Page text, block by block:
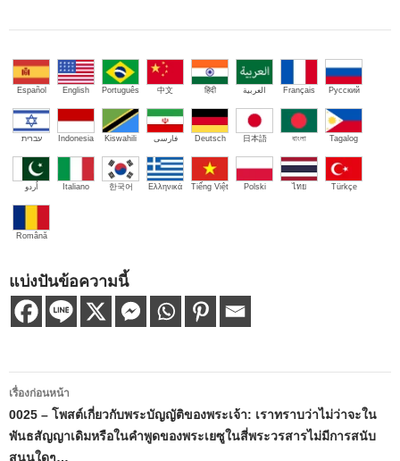
Español English Português 中文 हिंदी العربية Français Русский
עברית Indonesia Kiswahili فارسی Deutsch 日本語 বাংলা Tagalog
اُردو Italiano 한국어 Ελληνικά Tiếng Việt Polski ไทย Türkçe
Română
แบ่งปันข้อความนี้
เมนู
นำทาง
เรื่อง
เรื่องก่อนหน้า
0025 – โพสต์เกี่ยวกับพระบัญญัติของพระเจ้า: เราทราบว่าไม่ว่าจะใน
พันธสัญญาเดิมหรือในคำพูดของพระเยซูในสี่พระวรสารไม่มีการสนับ
สนุนใดๆ…